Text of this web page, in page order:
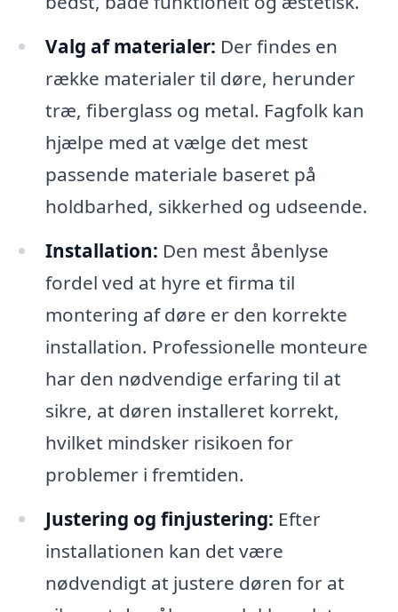
Valg af materialer: Der findes en
række materialer til døre, herunder
træ, fiberglass og metal. Fagfolk kan
hjælpe med at vælge det mest
passende materiale baseret på
holdbarhed, sikkerhed og udseende.
Installation: Den mest åbenlyse
fordel ved at hyre et firma til
montering af døre er den korrekte
installation. Professionelle monteure
har den nødvendige erfaring til at
sikre, at døren installeret korrekt,
hvilket mindsker risikoen for
problemer i fremtiden.
Justering og finjustering: Efter
installationen kan det være
nødvendigt at justere døren for at